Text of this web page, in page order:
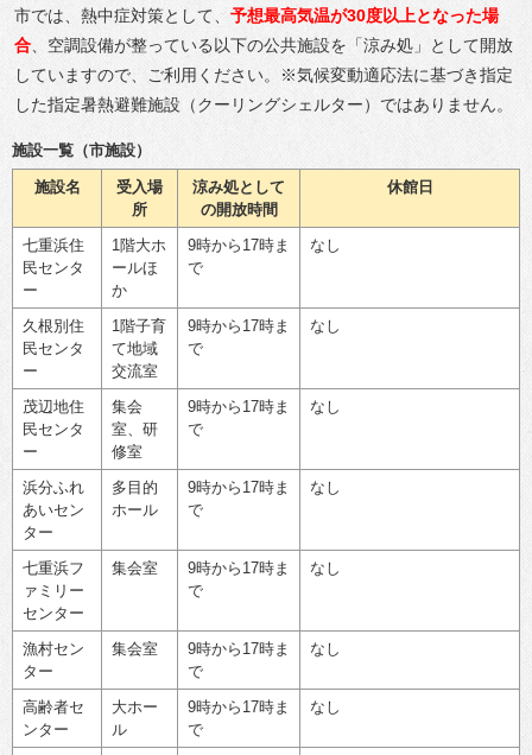
市では、熱中症対策として、 予想最高気温が30度以上となった場
合 、空調設備が整っている以下の公共施設を「涼み処」として開放
していますので、ご利用ください。※気候変動適応法に基づき指定
した指定暑熱避難施設（クーリングシェルター）ではありません。
施設一覧（市施設）
施設名
受入場
所
涼み処として
の開放時間
休館日
七重浜住
民センタ
ー
1階大ホ
ールほ
か
9時から17時ま
で
なし
久根別住
民センタ
ー
1階子育
て地域
交流室
9時から17時ま
で
なし
茂辺地住
民センタ
ー
集会
室、研
修室
9時から17時ま
で
なし
浜分ふれ
あいセン
ター
多目的
ホール
9時から17時ま
で
なし
七重浜フ
ァミリー
センター
集会室
9時から17時ま
で
なし
漁村セン
ター
集会室
9時から17時ま
で
なし
高齢者セ
ンター
大ホー
ル
9時から17時ま
で
なし